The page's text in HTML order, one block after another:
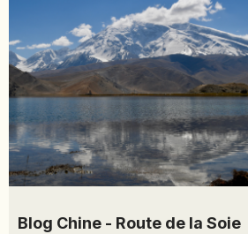
Blog Chine - Route de la Soie